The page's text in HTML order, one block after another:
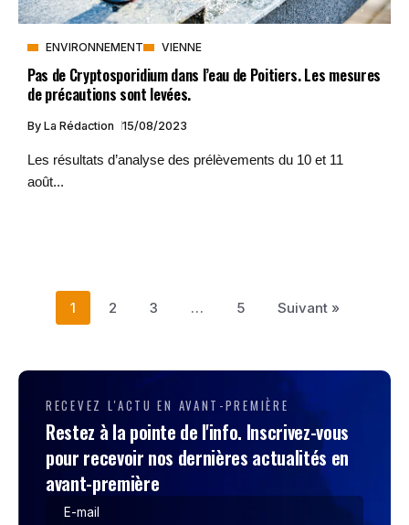
ENVIRONNEMENT VIENNE
Pas de Cryptosporidium dans l’eau de Poitiers. Les mesures
de précautions sont levées.
By La Rédaction 15/08/2023
Les résultats d’analyse des prélèvements du 10 et 11
août...
1 2 3 … 5 Suivant »
RECEVEZ L'ACTU EN AVANT-PREMIÈRE
Restez à la pointe de l'info. Inscrivez-vous
pour recevoir nos dernières actualités en
avant-première